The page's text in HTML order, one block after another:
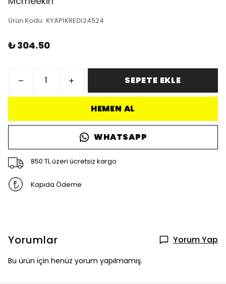
Ürün Kodu: KYAPIKREDI24524
₺ 304.50
SEPETE EKLE
HEMEN AL
WHATSAPP
850 TL üzeri ücretsiz kargo
Kapıda Ödeme
Yorumlar Yorum Yap
Bu ürün için henüz yorum yapılmamış.